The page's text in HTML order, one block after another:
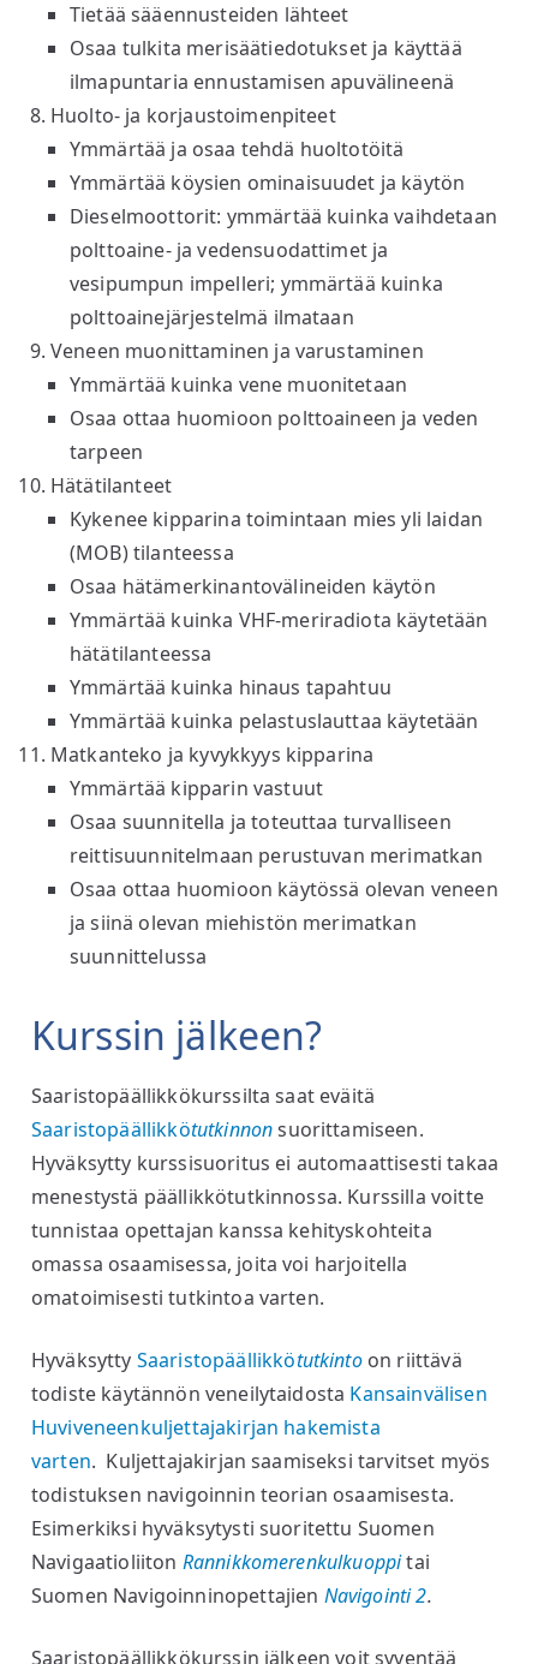
Tietää sääennusteiden lähteet
Osaa tulkita merisäätiedotukset ja käyttää
ilmapuntaria ennustamisen apuvälineenä
Huolto- ja korjaustoimenpiteet
Ymmärtää ja osaa tehdä huoltotöitä
Ymmärtää köysien ominaisuudet ja käytön
Dieselmoottorit: ymmärtää kuinka vaihdetaan
polttoaine- ja vedensuodattimet ja
vesipumpun impelleri; ymmärtää kuinka
polttoainejärjestelmä ilmataan
Veneen muonittaminen ja varustaminen
Ymmärtää kuinka vene muonitetaan
Osaa ottaa huomioon polttoaineen ja veden
tarpeen
Hätätilanteet
Kykenee kipparina toimintaan mies yli laidan
(MOB) tilanteessa
Osaa hätämerkinantovälineiden käytön
Ymmärtää kuinka VHF-meriradiota käytetään
hätätilanteessa
Ymmärtää kuinka hinaus tapahtuu
Ymmärtää kuinka pelastuslauttaa käytetään
Matkanteko ja kyvykkyys kipparina
Ymmärtää kipparin vastuut
Osaa suunnitella ja toteuttaa turvalliseen
reittisuunnitelmaan perustuvan merimatkan
Osaa ottaa huomioon käytössä olevan veneen
ja siinä olevan miehistön merimatkan
suunnittelussa
Kurssin jälkeen?
Saaristopäällikkökurssilta saat eväitä
Saaristopäällikkötutkinnonsuorittamiseen.
Hyväksytty kurssisuoritus ei automaattisesti takaa
menestystä päällikkötutkinnossa. Kurssilla voitte
tunnistaa opettajan kanssa kehityskohteita
omassa osaamisessa, joita voi harjoitella
omatoimisesti tutkintoa varten.
Hyväksytty Saaristopäällikkötutkinto on riittävä
todiste käytännön veneilytaidosta Kansainvälisen
Huviveneenkuljettajakirjan hakemista
varten. Kuljettajakirjan saamiseksi tarvitset myös
todistuksen navigoinnin teorian osaamisesta.
Esimerkiksi hyväksytysti suoritettu Suomen
Navigaatioliiton Rannikkomerenkulkuoppitai
Suomen Navigoinninopettajien Navigointi 2.
Saaristopäällikkökurssin jälkeen voit syventää